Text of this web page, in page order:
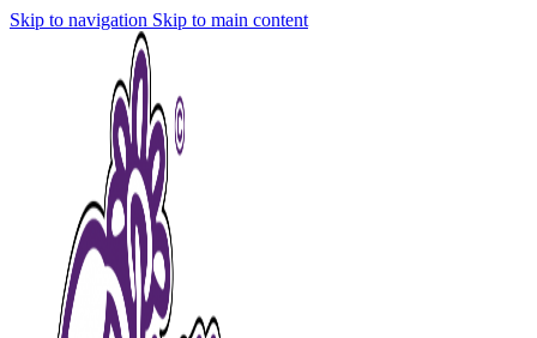
Skip to navigation Skip to main content